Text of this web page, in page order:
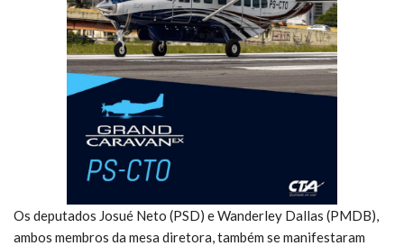
Os deputados Josué Neto (PSD) e Wanderley Dallas (PMDB),
ambos membros da mesa diretora, também se manifestaram